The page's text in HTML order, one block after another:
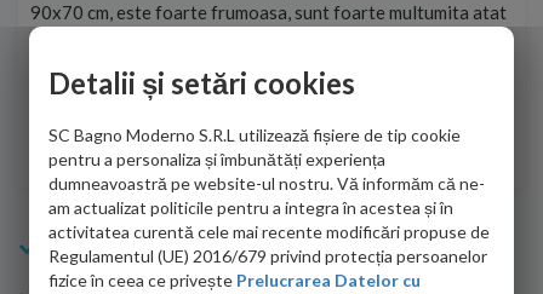
90x70 cm, este foarte frumoasa, sunt foarte multumita atat
de personalul firmei dvs. cu care am colaborat in obtinerea
adus coletul in siguranta.Numai bine, va doresc!
Sofrone Viviana -28.07.2026
Info Bagno
Detalii și setări cookies
SC Bagno Moderno S.R.L utilizează fișiere de tip cookie
pentru a personaliza și îmbunătăți experiența
dumneavoastră pe website-ul nostru. Vă informăm că ne-
am actualizat politicile pentru a integra în acestea și în
activitatea curentă cele mai recente modificări propuse de
Regulamentul (UE) 2016/679 privind protecția persoanelor
fizice în ceea ce privește Prelucrarea Datelor cu